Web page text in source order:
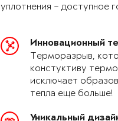
уплотнения – доступное
Инновационный
Терморазрыв,
констуктиву
исключает
тепла еще больше!
Уникальный